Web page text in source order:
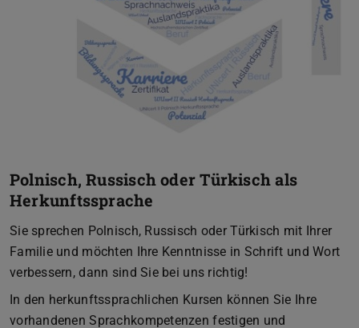
Polnisch, Russisch oder Türkisch als
Herkunftssprache
Sie sprechen Polnisch, Russisch oder Türkisch mit Ihrer
Familie und möchten Ihre Kenntnisse in Schrift und Wort
verbessern, dann sind Sie bei uns richtig!
In den herkunftssprachlichen Kursen können Sie Ihre
vorhandenen Sprachkompetenzen festigen und